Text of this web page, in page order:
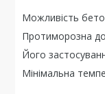
Можливість
Протиморозна
Його
Мінімальна